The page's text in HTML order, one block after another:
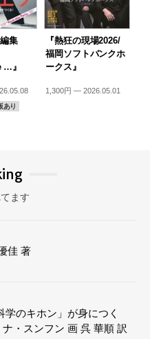
集
…』
あり
『熱狂の現場2026/
福岡ソフトバンクホ
ークス』
1,300円 — 2026.05.01
ます
佳 著
学のキホン」が身につく
・スンフン 画 呉 華順 訳